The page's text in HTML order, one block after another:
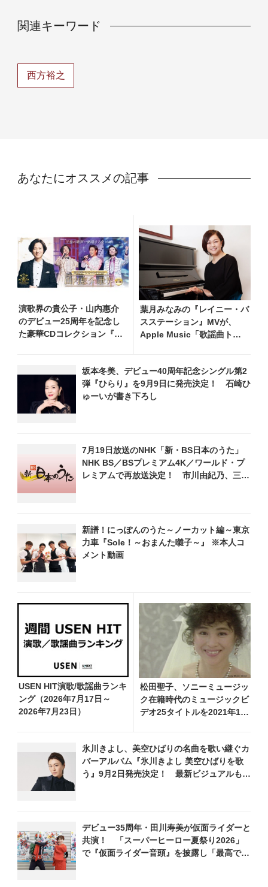
関連キーワード
西方裕之
あなたにオススメの記事
演歌界の貴公子・山内惠介
のデビュー25周年を記念し
た豪華CDコレクション『山
歌・名曲カバー、今作限定
のコンサート音源まで全164
葉月みなみの『レイニー・バ
スステーション』MVが、
Apple Music「歌謡曲トッ
い尽くせないくらいありがた
くて、胸がいっぱい」
坂本冬美、デビュー40周年記念シングル第2
弾『ひらり』を9月9日に発売決定！ 石崎ひ
ゅーいが書き下ろし
7月19日放送のNHK「新・BS日本のうた」
NHK BS／BSプレミアム4K／ワールド・プ
レミアムで再放送決定！ 市川由紀乃、三山
新譜！にっぽんのうた～ノーカット編～東京
力車『Sole！～おまんた囃子～』 ※本人コ
メント動画
USEN HIT演歌/歌謡曲ランキ
ング（2026年7月17日～
2026年7月23日）
松田聖子、ソニーミュージッ
ク在籍時代のミュージックビ
デオ25タイトルを2021年11
氷川きよし、美空ひばりの名曲を歌い継ぐカ
バーアルバム『氷川きよし 美空ひばりを歌
う』9月2日発売決定！ 最新ビジュアルも公
デビュー35周年・田川寿美が仮面ライダーと
共演！ 「スーパーヒーロー夏祭り2026」
で『仮面ライダー音頭』を披露し「最高で